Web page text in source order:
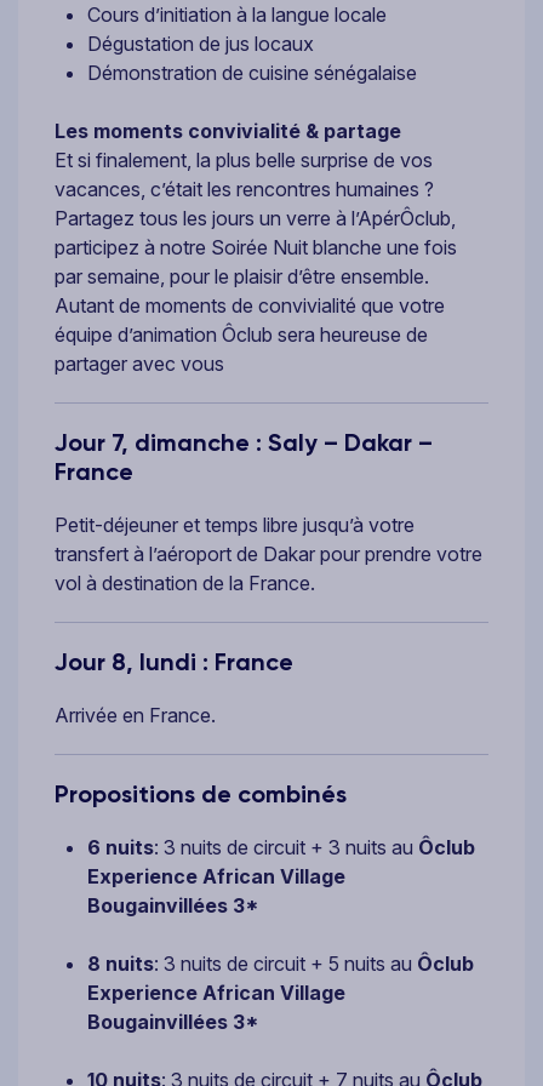
Cours d’initiation à la langue locale
Dégustation de jus locaux
Démonstration de cuisine sénégalaise
Les moments convivialité & partage
Et si finalement, la plus belle surprise de vos
vacances, c’était les rencontres humaines ?
Partagez tous les jours un verre à l’ApérÔclub,
participez à notre Soirée Nuit blanche une fois
par semaine, pour le plaisir d’être ensemble.
Autant de moments de convivialité que votre
équipe d’animation Ôclub sera heureuse de
partager avec vous
Jour 7, dimanche : Saly – Dakar –
France
Petit-déjeuner et temps libre jusqu’à votre
transfert à l’aéroport de Dakar pour prendre votre
vol à destination de la France.
Jour 8, lundi : France
Arrivée en France.
Propositions de combinés
6 nuits: 3 nuits de circuit + 3 nuits au Ôclub
Experience African Village
Bougainvillées 3*
8 nuits: 3 nuits de circuit + 5 nuits au Ôclub
Experience African Village
Bougainvillées 3*
10 nuits: 3 nuits de circuit + 7 nuits au Ôclub